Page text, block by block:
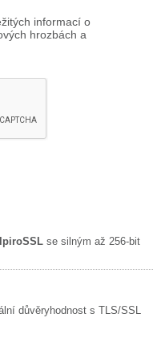
informací o
hrozbách a
se silným až 256-bit
důvěryhodnost s TLS/SSL